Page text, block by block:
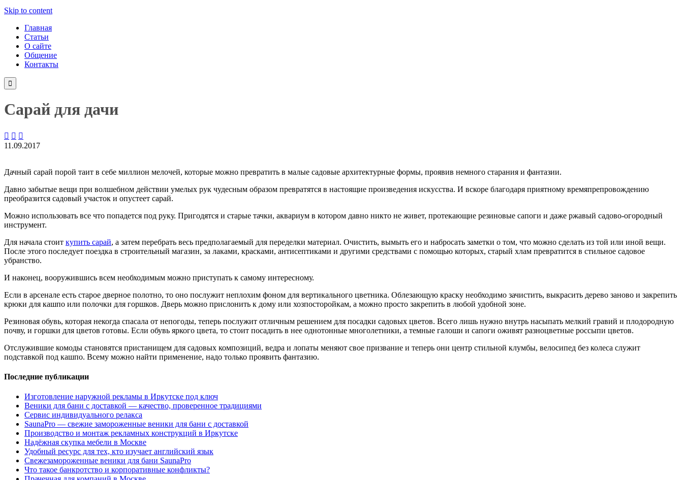
Skip to content
Главная
Статьи
О сайте
Общение
Контакты

Сарай для дачи
  
11.09.2017
Дачный сарай порой таит в себе миллион мелочей, которые можно превратить в малые садовые архитектурные формы, проявив немного старания и фантазии.
Давно забытые вещи при волшебном действии умелых рук чудесным образом превратятся в настоящие произведения искусства. И вскоре благодаря приятному времяпрепровождению
преобразится садовый участок и опустеет сарай.
Можно использовать все что попадется под руку. Пригодятся и старые тачки, аквариум в котором давно никто не живет, протекающие резиновые сапоги и даже ржавый садово-огородный
инструмент.
Для начала стоит купить сарай, а затем перебрать весь предполагаемый для переделки материал. Очистить, вымыть его и набросать заметки о том, что можно сделать из той или иной вещи.
После этого последует поездка в строительный магазин, за лаками, красками, антисептиками и другими средствами с помощью которых, старый хлам превратится в стильное садовое
убранство.
И наконец, вооружившись всем необходимым можно приступать к самому интересному.
Если в арсенале есть старое дверное полотно, то оно послужит неплохим фоном для вертикального цветника. Облезающую краску необходимо зачистить, выкрасить дерево заново и закрепить
крюки для кашпо или полочки для горшков. Дверь можно прислонить к дому или хозпосторойкам, а можно просто закрепить в любой удобной зоне.
Резиновая обувь, которая некогда спасала от непогоды, теперь послужит отличным решением для посадки садовых цветов. Всего лишь нужно внутрь насыпать мелкий гравий и плодородную
почву, и горшки для цветов готовы. Если обувь яркого цвета, то стоит посадить в нее однотонные многолетники, а темные галоши и сапоги оживят разноцветные россыпи цветов.
Отслужившие комоды становятся пристанищем для садовых композиций, ведра и лопаты меняют свое призвание и теперь они центр стильной клумбы, велосипед без колеса служит
подставкой под кашпо. Всему можно найти применение, надо только проявить фантазию.
Последние публикации
Изготовление наружной рекламы в Иркутске под ключ
Веники для бани с доставкой — качество, проверенное традициями
Сервис индивидуального релакса
SaunaPro — свежие замороженные веники для бани с доставкой
Производство и монтаж рекламных конструкций в Иркутске
Надёжная скупка мебели в Москве
Удобный ресурс для тех, кто изучает английский язык
Свежезамороженные веники для бани SaunaPro
Что такое банкротство и корпоративные конфликты?